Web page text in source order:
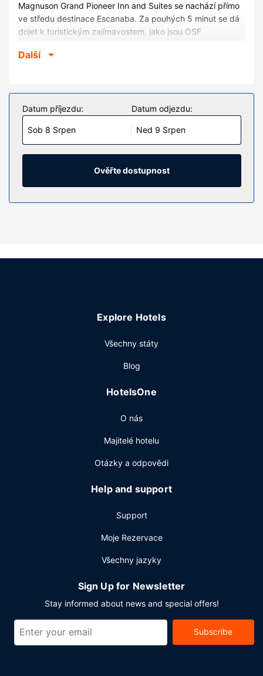
Magnuson Grand Pioneer Inn and Suites se nachází přímo
ve středu destinace Escanaba. Za pouhých 5 minut se dá
dojet k turistickým zajímavostem, jako jsou OSF
nebo Upper Peninsula State Fair Grounds (výstaviště).
V jednom z 83 klimatizovaných pokojů, k jejichž vybavení
patří lednička a mikrovlnná trouba, se budete cítit jako
doma. Bezdrátový internet zdarma vám zajistí spojení se
světem a televize, která nabízí kabelové kanály, dobrou
zábavu. K vybavení koupelen patří toaletní potřeby
zdarma a vysoušeč vlasů. Další užitečné vybavení a
něž patří mimo jiné krytý bazén a fitness centrum s
stolování v restauraci Matera Bar and Grill. Chcete-li si
bar/salonek. Ve všední dny od 6:30 do 9:30 a o víkendu
provozem, expresní odhlášení při odjezdu a čistírna oděvů.
Přímo v areálu je hostům k dispozici samostatné parkování
Další
Datum příjezdu:
Sob 8 Srpen
Datum odjezdu:
Ned 9 Srpen
Ověřte dostupnost
Explore Hotels
Všechny státy
Blog
HotelsOne
O nás
Majitelé hotelu
Otázky a odpovědi
Help and support
Support
Moje Rezervace
Všechny jazyky
Sign Up for Newsletter
Stay informed about news and special offers!
Subscribe